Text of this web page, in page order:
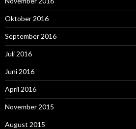
Oktober 2016
September 2016
Juli 2016
Juni 2016
April 2016
November 2015
August 2015